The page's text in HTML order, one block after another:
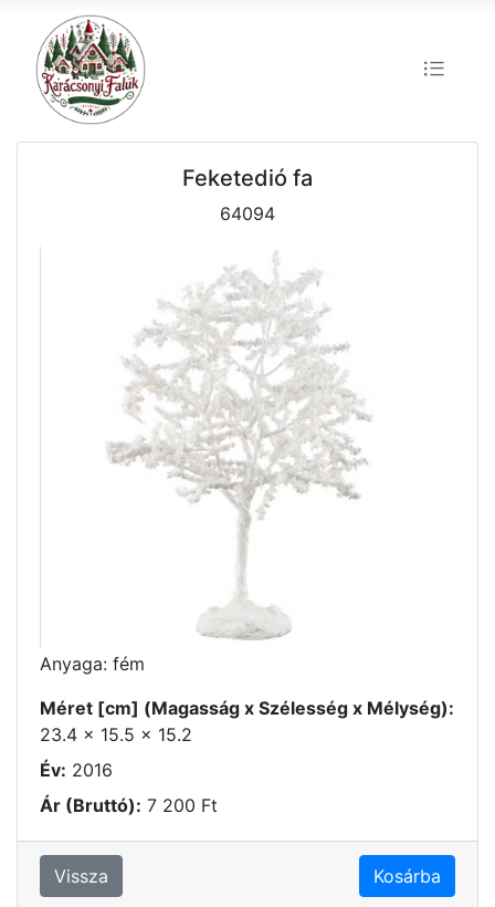
Feketedió fa
64094
Anyaga: fém
Méret [cm] (Magasság x Szélesség x Mélység):
23.4 x 15.5 x 15.2
Év: 2016
Ár (Bruttó): 7 200 Ft
Vissza Kosárba